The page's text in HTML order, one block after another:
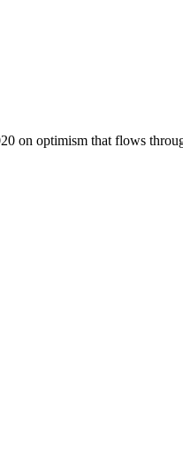
on optimism that flows